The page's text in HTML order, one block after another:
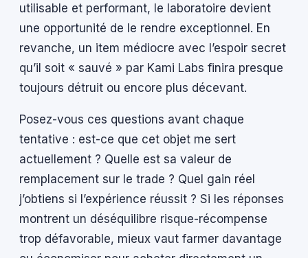
utilisable et performant, le laboratoire devient
une opportunité de le rendre exceptionnel. En
revanche, un item médiocre avec l’espoir secret
qu’il soit « sauvé » par Kami Labs finira presque
toujours détruit ou encore plus décevant.
Posez-vous ces questions avant chaque
tentative : est-ce que cet objet me sert
actuellement ? Quelle est sa valeur de
remplacement sur le trade ? Quel gain réel
j’obtiens si l’expérience réussit ? Si les réponses
montrent un déséquilibre risque-récompense
trop défavorable, mieux vaut farmer davantage